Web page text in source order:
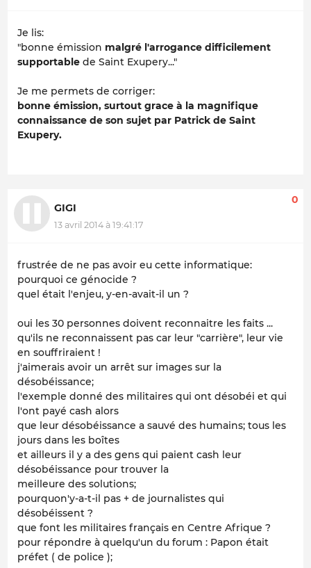
Je lis:
"bonne émission malgré l'arrogance difficilement
supportable de Saint Exupery..."
Je me permets de corriger:
bonne émission, surtout grace à la magnifique
connaissance de son sujet par Patrick de Saint
Exupery.
GIGI
13 avril 2014 à 19:41:17
0
frustrée de ne pas avoir eu cette informatique:
pourquoi ce génocide ?
quel était l'enjeu, y-en-avait-il un ?
oui les 30 personnes doivent reconnaitre les faits ...
qu'ils ne reconnaissent pas car leur "carrière", leur vie
en souffriraient !
j'aimerais avoir un arrêt sur images sur la
désobéissance;
l'exemple donné des militaires qui ont désobéi et qui
l'ont payé cash alors
que leur désobéissance a sauvé des humains; tous les
jours dans les boîtes
et ailleurs il y a des gens qui paient cash leur
désobéissance pour trouver la
meilleure des solutions;
pourquon'y-a-t-il pas + de journalistes qui
désobéissent ?
que font les militaires français en Centre Afrique ?
pour répondre à quelqu'un du forum : Papon était
préfet ( de police );